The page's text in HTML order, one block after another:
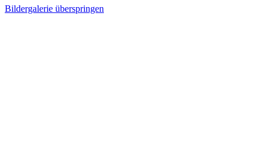
Bildergalerie überspringen